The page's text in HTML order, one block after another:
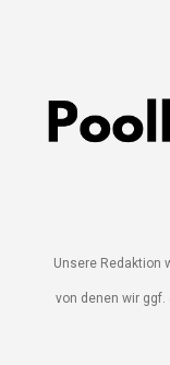
Unsere Redaktion
von denen wir ggf.